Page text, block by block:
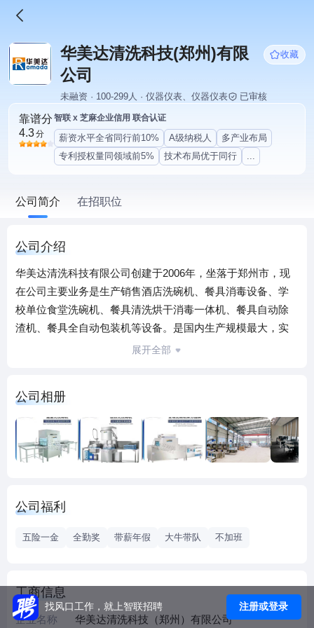
华美达清洗科技(郑州)有限
公司
收藏
未融资 · 100-299人 · 仪器仪表、仪器仪表 已审核
靠谱分
4.3分
智联 x 芝麻企业信用 联合认证
薪资水平全省同行前10% A级纳税人
多产业布局
专利授权量同领域前5%
技术布局优于同行 ...
公司简介 在招职位
公司介绍
华美达清洗科技有限公司创建于2006年，坐落于郑州市，现
在公司主要业务是生产销售酒店洗碗机、餐具消毒设备、学
校单位食堂洗碗机、餐具清洗烘干消毒一体机、餐具自动除
渣机、餐具全自动包装机等设备。是国内生产规模最大，实
力最强的洗碗机企业之ー!创建以来，公司以先进的洗碗机设
也已经在2019年突破千万，服务客户以河南省为主，辐射全
国。我们是河南省唯一一家正规的生产洗碗机厂家，有完善
的售后服务，知名度和品牌认可度高，竞争对手在江苏、山
东、广州，在中原地区竞争优势大。 一，实体企业，行业发
四大主营产品，应用广泛，生产销售售后一体化，在中牟有
大主营产品；销售技能培训：快速上手跟客户沟通，更有老
员工辅助开单；晋升空间大，管理层职位空缺，晋升渠道：
展开全部
公司相册
公司福利
五险一金 全勤奖 带薪年假 大牛带队 不加班
工商信息
企业名称 华美达清洗科技（郑州）有限公司
找风口工作，就上智联招聘 注册或登录